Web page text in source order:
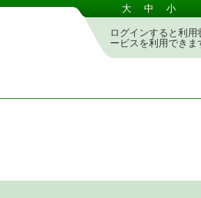
大 中 小
ログインすると利
ービスを利用できま